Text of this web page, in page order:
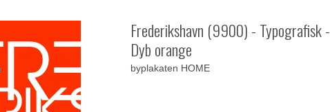
Frederikshavn (9900) - Typografisk -
Dyb orange
byplakaten HOME